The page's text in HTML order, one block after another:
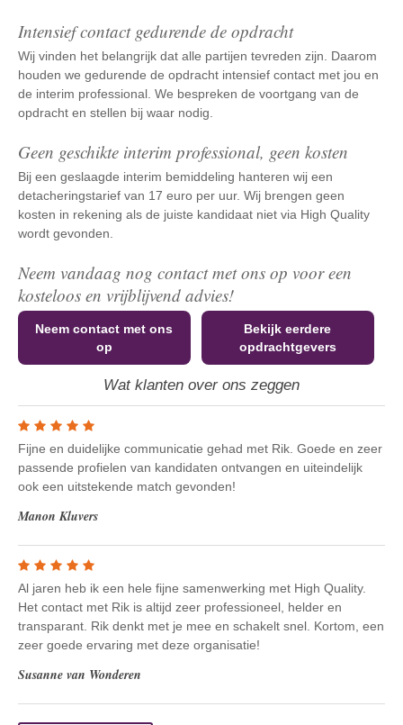
Intensief contact gedurende de opdracht
Wij vinden het belangrijk dat alle partijen tevreden zijn. Daarom
houden we gedurende de opdracht intensief contact met jou en
de interim professional. We bespreken de voortgang van de
opdracht en stellen bij waar nodig.
Geen geschikte interim professional, geen kosten
Bij een geslaagde interim bemiddeling hanteren wij een
detacheringstarief van 17 euro per uur. Wij brengen geen
kosten in rekening als de juiste kandidaat niet via High Quality
wordt gevonden.
Neem vandaag nog contact met ons op voor een
kosteloos en vrijblijvend advies!
Neem contact met ons
op
Bekijk eerdere
opdrachtgevers
Wat klanten over ons zeggen
Fijne en duidelijke communicatie gehad met Rik. Goede en zeer
passende profielen van kandidaten ontvangen en uiteindelijk
ook een uitstekende match gevonden!
Manon Kluvers
Al jaren heb ik een hele fijne samenwerking met High Quality.
Het contact met Rik is altijd zeer professioneel, helder en
transparant. Rik denkt met je mee en schakelt snel. Kortom, een
zeer goede ervaring met deze organisatie!
Susanne van Wonderen